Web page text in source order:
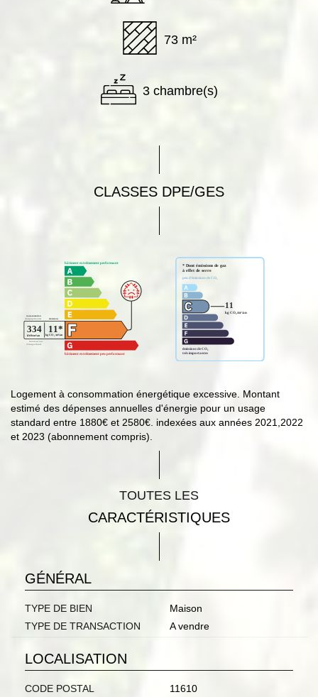
73 m²
3 chambre(s)
CLASSES DPE/GES
Logement à consommation énergétique excessive. Montant
estimé des dépenses annuelles d'énergie pour un usage
standard entre 1880€ et 2580€. indexées aux années 2021,2022
et 2023 (abonnement compris).
TOUTES LES
CARACTÉRISTIQUES
GÉNÉRAL
TYPE DE BIEN
Maison
TYPE DE TRANSACTION
A vendre
LOCALISATION
CODE POSTAL
11610